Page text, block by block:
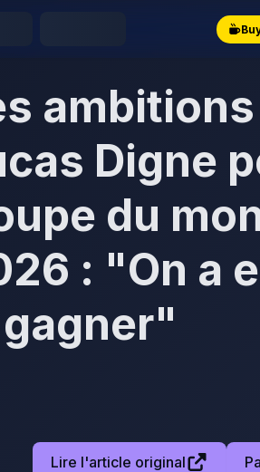
Digne
du
: "On a
Lire l'article original